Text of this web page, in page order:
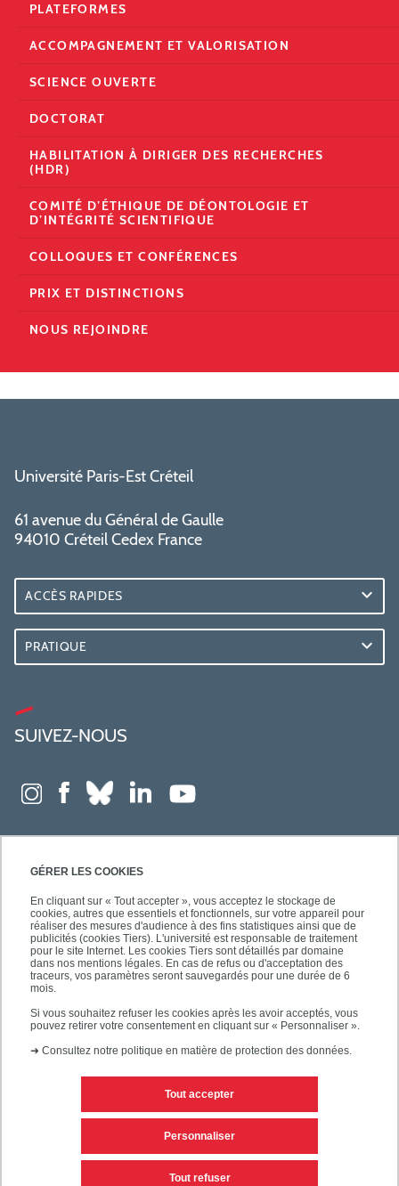
GÉRER LES COOKIES
En cliquant sur « Tout accepter », vous acceptez le stockage de
cookies, autres que essentiels et fonctionnels, sur votre appareil pour
réaliser des mesures d'audience à des fins statistiques ainsi que de
publicités (cookies Tiers). L'université est responsable de traitement
pour le site Internet. Les cookies Tiers sont détaillés par domaine
dans nos mentions légales. En cas de refus ou d'acceptation des
traceurs, vos paramètres seront sauvegardés pour une durée de 6
mois.
Si vous souhaitez refuser les cookies après les avoir acceptés, vous
pouvez retirer votre consentement en cliquant sur « Personnaliser ».
➜ Consultez notre politique en matière de protection des données.
Tout accepter
Tout refuser
Personnaliser
PLATEFORMES
ACCOMPAGNEMENT ET VALORISATION
SCIENCE OUVERTE
DOCTORAT
HABILITATION À DIRIGER DES RECHERCHES
(HDR)
COMITÉ D’ÉTHIQUE DE DÉONTOLOGIE ET
D’INTÉGRITÉ SCIENTIFIQUE
COLLOQUES ET CONFÉRENCES
PRIX ET DISTINCTIONS
NOUS REJOINDRE
Université Paris-Est Créteil
61 avenue du Général de Gaulle
94010 Créteil Cedex France
ACCÈS RAPIDES
PRATIQUE
SUIVEZ-NOUS
Mentions légales
Personnaliser les cookies Plan du site